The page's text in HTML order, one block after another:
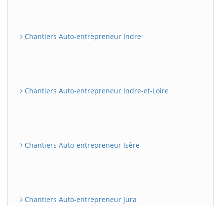
Chantiers Auto-entrepreneur Indre
Chantiers Auto-entrepreneur Indre-et-Loire
Chantiers Auto-entrepreneur Isère
Chantiers Auto-entrepreneur Jura